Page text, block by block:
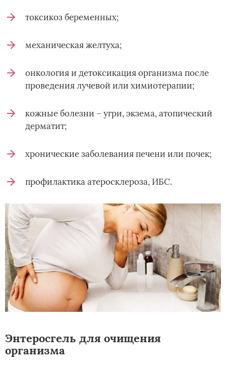
токсикоз беременных;
механическая желтуха;
онкология и детоксикация организма после
проведения лучевой или химиотерапии;
кожные болезни – угри, экзема, атопический
дерматит;
хронические заболевания печени или почек;
профилактика атеросклероза, ИБС.
Энтеросгель для очищения
организма